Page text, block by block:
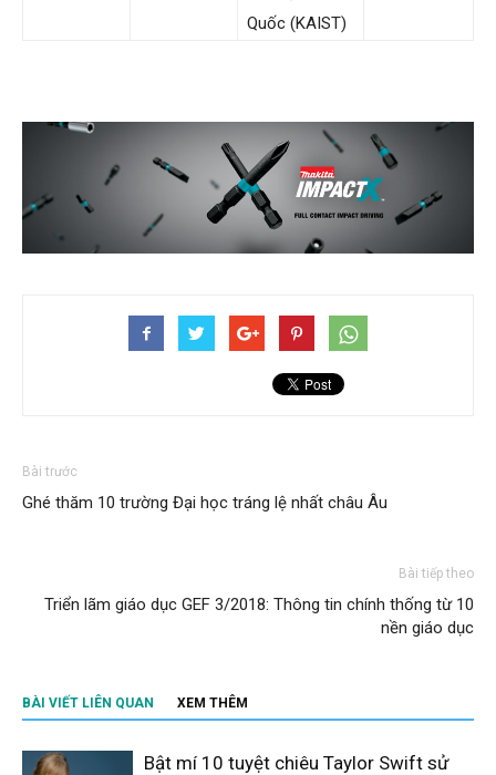
Quốc (KAIST)
Bài trước
Ghé thăm 10 trường Đại học tráng lệ nhất châu Âu
Bài tiếp theo
Triển lãm giáo dục GEF 3/2018: Thông tin chính thống từ 10
nền giáo dục
BÀI VIẾT LIÊN QUAN XEM THÊM
Bật mí 10 tuyệt chiêu Taylor Swift sử